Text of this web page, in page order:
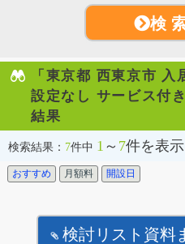
検
「東京都 西東京市 入
設定なし サービス付
結果
検索結果： 7件中 1 ～ 7件を表示
おすすめ 月額料 開設日
検討リスト資料